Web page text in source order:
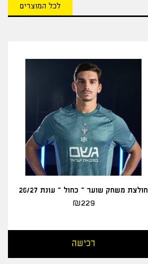
לכל המוצרים
חולצת משחק שוער – כחול – עונת 26/27
₪229
רכישה